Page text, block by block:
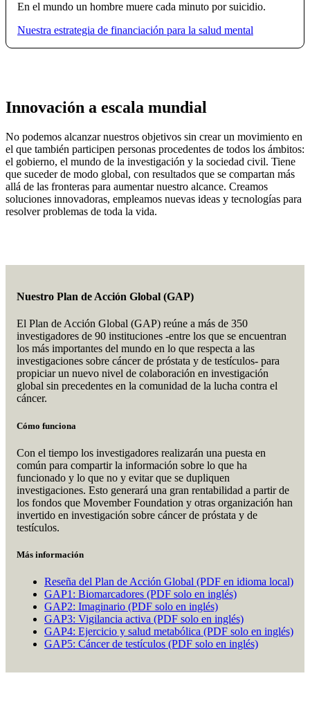
En el mundo un hombre muere cada minuto por suicidio.
Nuestra estrategia de financiación para la salud mental
Innovación a escala mundial
No podemos alcanzar nuestros objetivos sin crear un movimiento en
el que también participen personas procedentes de todos los ámbitos:
el gobierno, el mundo de la investigación y la sociedad civil. Tiene
que suceder de modo global, con resultados que se compartan más
allá de las fronteras para aumentar nuestro alcance. Creamos
soluciones innovadoras, empleamos nuevas ideas y tecnologías para
resolver problemas de toda la vida.
Nuestro Plan de Acción Global (GAP)
El Plan de Acción Global (GAP) reúne a más de 350
investigadores de 90 instituciones -entre los que se encuentran
los más importantes del mundo en lo que respecta a las
investigaciones sobre cáncer de próstata y de testículos- para
propiciar un nuevo nivel de colaboración en investigación
global sin precedentes en la comunidad de la lucha contra el
cáncer.
Cómo funciona
Con el tiempo los investigadores realizarán una puesta en
común para compartir la información sobre lo que ha
funcionado y lo que no y evitar que se dupliquen
investigaciones. Esto generará una gran rentabilidad a partir de
los fondos que Movember Foundation y otras organización han
invertido en investigación sobre cáncer de próstata y de
testículos.
Más información
Reseña del Plan de Acción Global (PDF en idioma local)
GAP1: Biomarcadores (PDF solo en inglés)
GAP2: Imaginario (PDF solo en inglés)
GAP3: Vigilancia activa (PDF solo en inglés)
GAP4: Ejercicio y salud metabólica (PDF solo en inglés)
GAP5: Cáncer de testículos (PDF solo en inglés)